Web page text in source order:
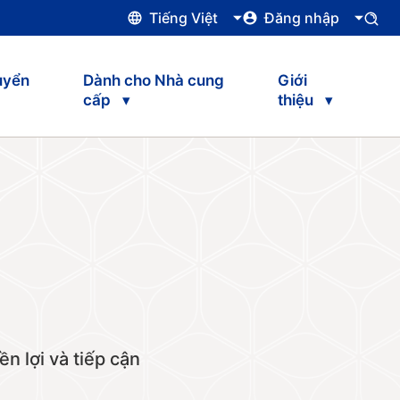
Tiếng Việt Đăng nhập
Dành cho Nhà cung
cấp
Giới
thiệu
lợi và tiếp cận